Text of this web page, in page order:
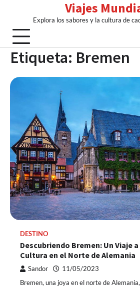
content
Viajes
Explora los sabores y la cultura de
Etiqueta: Bremen
DESTINO
Descubriendo Bremen: Un Viaje
Cultura en el Norte de Alemania
Sandor 11/05/2023
Bremen, una joya en el norte de